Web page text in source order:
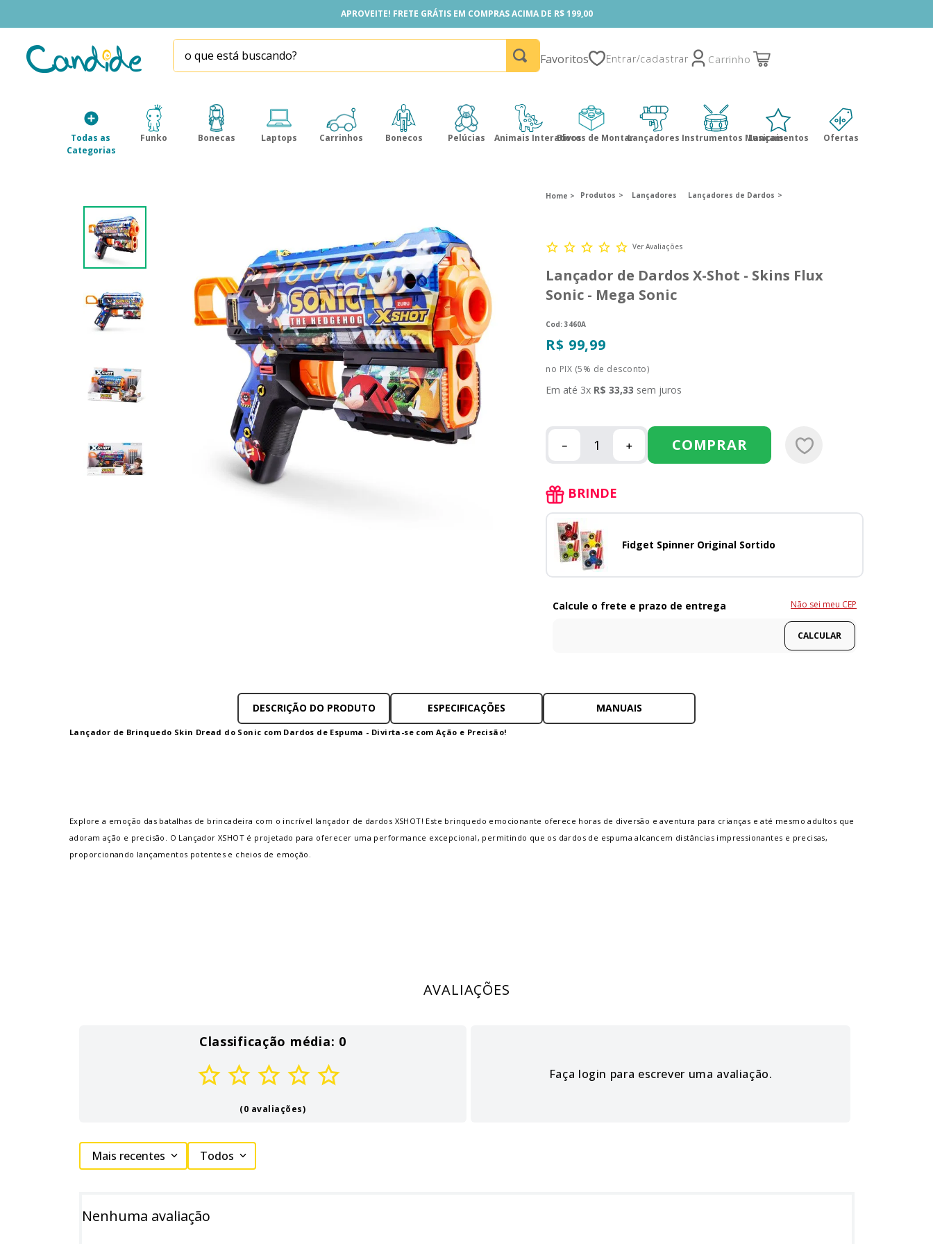
APROVEITE! FRETE GRÁTIS EM COMPRAS ACIMA DE R$ 199,00
APROVEITE! FRETE GRÁTIS EM COMPRAS ACIMA DE R$ 199,00
o que está buscando?
Favoritos
Todas as
Categorias
Funko Bonecas Laptops Carrinhos Bonecos Pelúcias Animais InterativosBlocos de MontarLançadores Instrumentos Musicais
Lançamentos Ofertas
Produtos Lançadores Lançadores de Dardos
Ver Avaliações
Lançador de Dardos X-Shot - Skins Flux
Sonic - Mega Sonic
:3460A
R$ 99,99
no PIX (5% de desconto)
Em até 3x R$ 33,33 sem juros
＋
－ COMPRAR
BRINDE
Fidget Spinner Original Sortido
Não sei meu CEP
DESCRIÇÃO DO PRODUTO ESPECIFICAÇÕES MANUAIS
Lançador de Brinquedo Skin Dread do Sonic com Dardos de Espuma - Divirta-se com Ação e Precisão!
Explore a emoção das batalhas de brincadeira com o incrível lançador de dardos XSHOT! Este brinquedo emocionante oferece horas de diversão e aventura para crianças e até mesmo adultos que
adoram ação e precisão. O Lançador XSHOT é projetado para oferecer uma performance excepcional, permitindo que os dardos de espuma alcancem distâncias impressionantes e precisas,
proporcionando lançamentos potentes e cheios de emoção.
AVALIAÇÕES
Classificação média: 0
(0 avaliações)
Faça login para escrever uma avaliação.
Mais recentes Todos
Nenhuma avaliação
fill the fridge
homem aranha
6
7
8º
9º
guerreiras kpop
10